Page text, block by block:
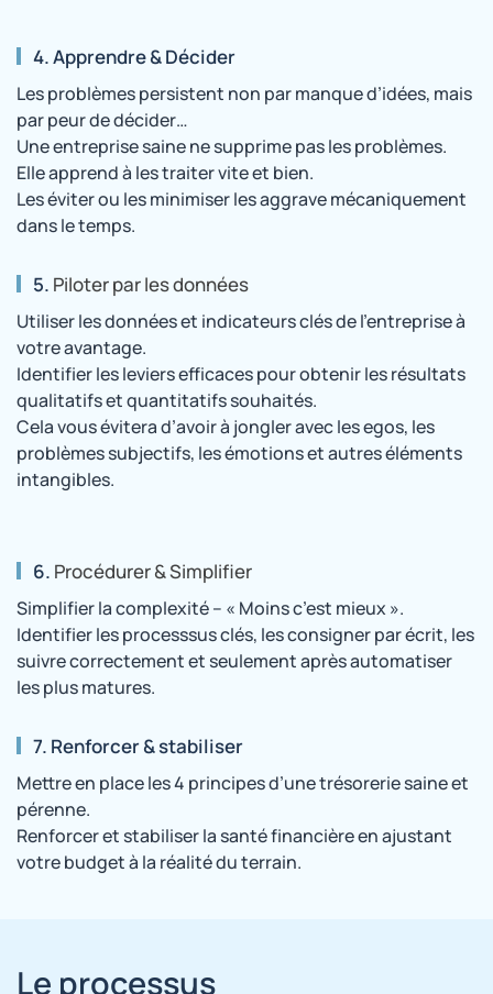
4.Apprendre & Décider
Les problèmes persistent non par manque d’idées, mais
par peur de décider…
Une entreprise saine ne supprime pas les problèmes.
Elle apprend à les traiter vite et bien.
Les éviter ou les minimiser les aggrave mécaniquement
dans le temps.
5. Piloter par les données
Utiliser les données et indicateurs clés de l’entreprise à
votre avantage.
Identifier les leviers efficaces pour obtenir les résultats
qualitatifs et quantitatifs souhaités.
Cela vous évitera d’avoir à jongler avec les egos, les
problèmes subjectifs, les émotions et autres éléments
intangibles.
6. Procédurer & Simplifier
Simplifier la complexité – « Moins c’est mieux ».
Identifier les processsus clés, les consigner par écrit, les
suivre correctement et seulement après automatiser
les plus matures.
7. Renforcer & stabiliser
Mettre en place les 4 principes d’une trésorerie saine et
pérenne.
Renforcer et stabiliser la santé financière en ajustant
votre budget à la réalité du terrain.
Le processus